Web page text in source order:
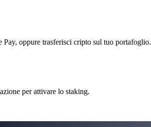
oppure trasferisci cripto sul tuo portafoglio.
per attivare lo staking.